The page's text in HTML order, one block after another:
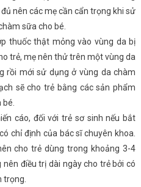
nên các mẹ cần cẩn trọng khi sử
sữa cho bé.
thuốc thật mỏng vào vùng da bị
trẻ, mẹ nên thử trên một vùng da
rồi mới sử dụng ở vùng da chàm
sẽ cho trẻ bằng các sản phẩm
cáo, đối với trẻ sơ sinh nếu bắt
chỉ định của bác sĩ chuyên khoa.
cho trẻ dùng trong khoảng 3-4
điều trị dài ngày cho trẻ bởi có
trọng.